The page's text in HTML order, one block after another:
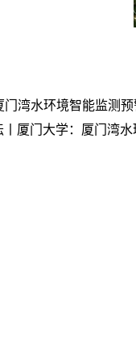
湾水环境智能监测
丨厦门大学：厦门湾